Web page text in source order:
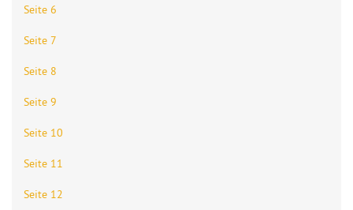
Seite 6
Seite 7
Seite 8
Seite 9
Seite 10
Seite 11
Seite 12